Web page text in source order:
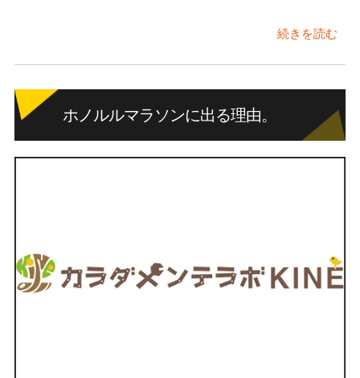
続きを読む
ホノルルマラソンに出る理由。